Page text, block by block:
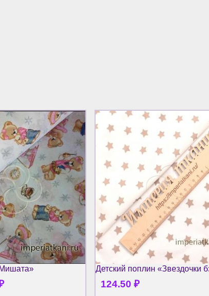
Детский поплин «Звездочки
124.50 ₽